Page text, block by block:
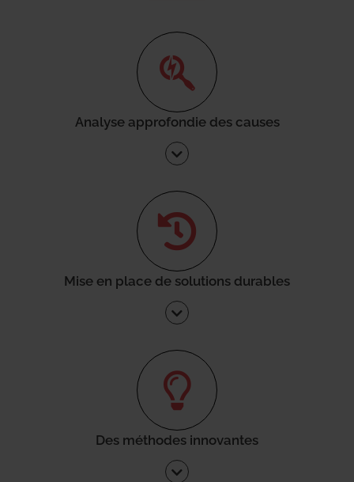
Analyse approfondie des causes
Mise en place de solutions durables
Des méthodes innovantes